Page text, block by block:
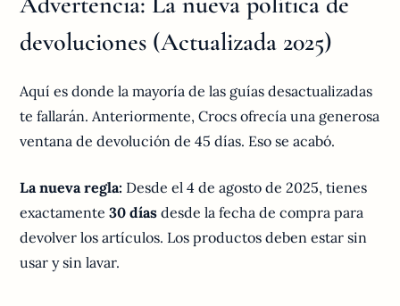
devoluciones (Actualizada 2025)
Aquí es donde la mayoría de las guías desactualizadas
te fallarán. Anteriormente, Crocs ofrecía una generosa
ventana de devolución de 45 días. Eso se acabó.
La nueva regla: Desde el 4 de agosto de 2025, tienes
exactamente30 días desde la fecha de compra para
devolver los artículos. Los productos deben estar sin
usar y sin lavar.